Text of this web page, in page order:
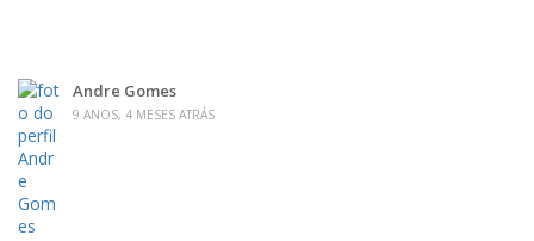
Andre Gomes
9 ANOS, 4 MESES ATRÁS